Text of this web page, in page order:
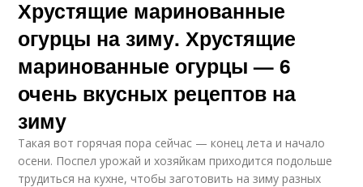
Хрустящие маринованные
огурцы на зиму. Хрустящие
маринованные огурцы — 6
очень вкусных рецептов на
зиму
Такая вот горячая пора сейчас — конец лета и начало
осени. Поспел урожай и хозяйкам приходится подольше
трудиться на кухне, чтобы заготовить на зиму разных